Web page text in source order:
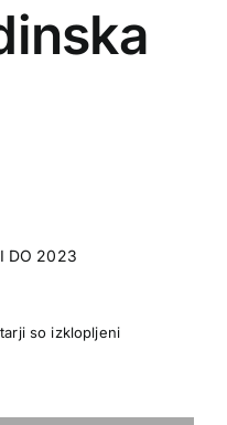
DO 2023
so izklopljeniza